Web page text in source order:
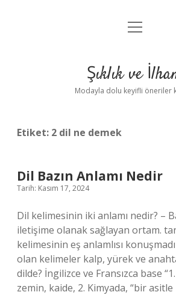
Anasayfa
Yasal Uyarı
menüyü
Şıklık ve
Modayla dolu keyifli öneriler
Etiket: 2 dil ne demek
Dil Bazın Anlamı Nedir
Tarih: Kasım 17, 2024
Dil kelimesinin iki anlamı nedir? –
iletişime olanak sağlayan ortam.
kelimesinin eş anlamlısı
olan kelimeler kalp, yürek ve
dilde? İngilizce ve Fransızca base
zemin, kaide, 2. Kimyada, “bir